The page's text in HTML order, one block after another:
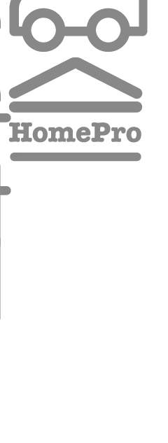
หู ตกแต่งบ้านของคุณให้สวยงาม
อผ้าทอจากเส้นใยโพลีเอสเตอร์
ดลายด้วยความละเอียดทุก
ย่างประณีต ดูดีมีเอกลักษณ์เฉพาะ
ง่าย รูดเปิด-ปิด สะดวกไม่มี
ถ่ายเทได้ง่าย สามารถมองทะลุ
วยเรื่องการกรองแสงได้เป็น
ายในบ้านดูสว่าง นุ่มนวล ไร้มุมอับ
สามารถติดตั้งได้กับสไตล์การ
ตจากวัสดุโพลีเอสเตอร์คุณภาพดี
ก คงรูปเป็นลอนสวยอยู่เสมอ อีก
รังสี UV ความร้อนจาก
อให้เกิดมะเร็งได้ และช่วยลด
ะหยัดพลังงานในบ้านยิ่งขึ้น ใช้
วยให้เปิด-ปิดผ้าม่านได้ง่ายยิ่งขึ้น
เป็นเส้นแนวตั้งเว้นช่วง ให้ม่านดูมี
กเส้นใยสังเคราะห์โพลีเอสเตอร์
บางเบา ทรงตัวและคงขนาดได้
ามหรือสารที่ก่อให้เกิดมะเร็ง ใช้
รูดเปิด-ปิด สะดวกไม่มี
ไปใช้งานได้หลากหลาย แสงและ
ห้ห้องดูสว่าง และมีอากาศที่ปลอด
ลี่ยนบรรยากาศและเพิ่มความโดด
างลงตัว